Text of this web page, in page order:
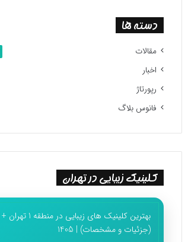
دسته ها
مقالات
اخبار
رپورتاژ
فانوس بلاگ
کلینیک زیبایی در تهران
بهترین کلینیک های زیبایی در منطقه 1 تهران +
(جزئیات و مشخصات) | 1405